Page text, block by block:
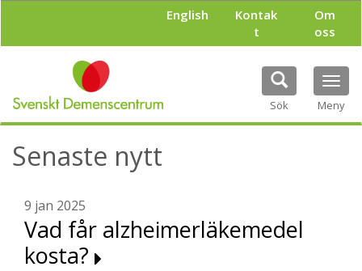
l
English
Kontak
t
Om
oss
Sök Meny
Senaste nytt
9 jan 2025
Vad får alzheimerläkemedel
kosta?